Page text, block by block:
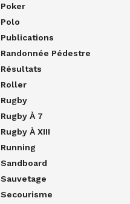
Poker
Polo
Publications
Randonnée Pédestre
Résultats
Roller
Rugby
Rugby À 7
Rugby À XIII
Running
Sandboard
Sauvetage
Secourisme